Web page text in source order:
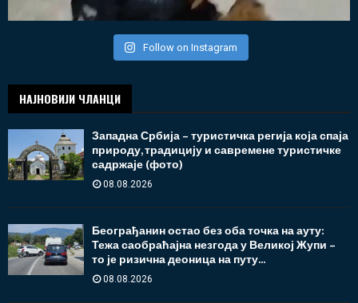
Follow on Instagram
НАЈНОВИЈИ ЧЛАНЦИ
Западна Србија – туристичка регија која спаја
природу, традицију и савремене туристичке
садржаје (фото)
08.08.2026
Београђанин остао без оба точка на ауту:
Тежа саобраћајна незгода у Великој Жупи –
то је ризична деоница на путу...
08.08.2026